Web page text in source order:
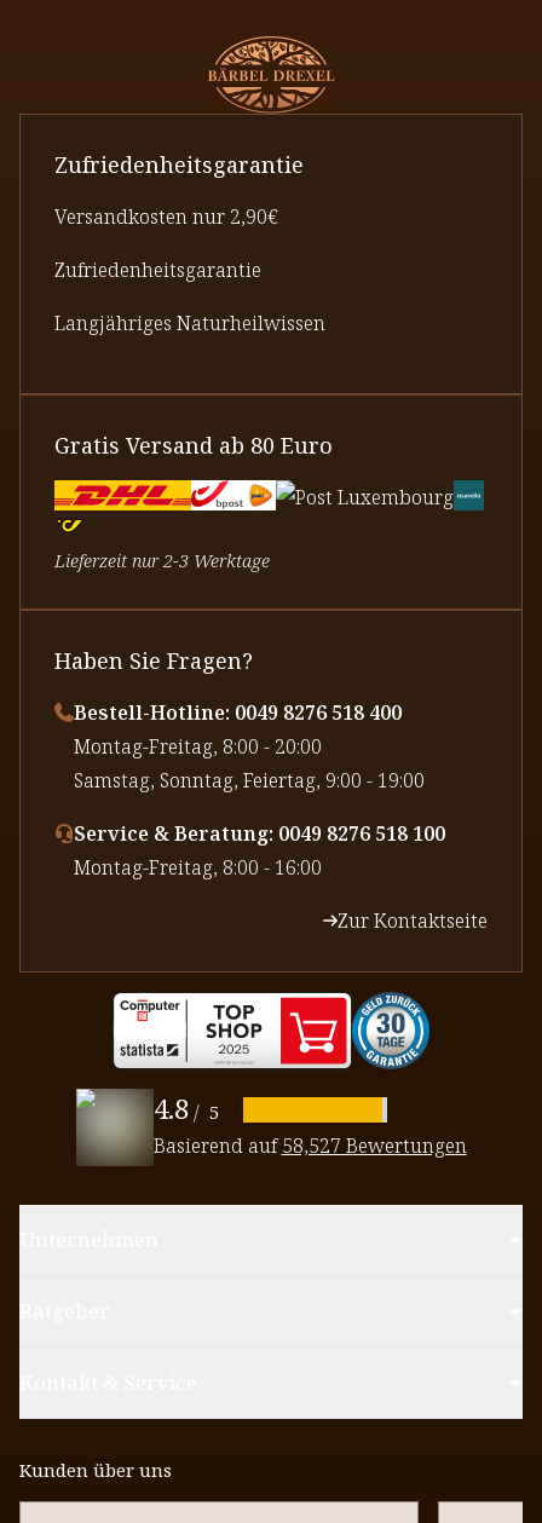
Zufriedenheitsgarantie
Versandkosten nur 2,90€
Zufriedenheitsgarantie
Langjähriges Naturheilwissen
Gratis Versand ab 80 Euro
Lieferzeit nur 2-3 Werktage
Haben Sie Fragen?
Bestell-Hotline: 0049 8276 518 400
⁠Montag-Freitag, 8:00 - 20:00
⁠Samstag, Sonntag, Feiertag, 9:00 - 19:00
Service & Beratung: 0049 8276 518 100
⁠Montag-Freitag, 8:00 - 16:00
Zur Kontaktseite
4.8 / 5
Basierend auf58,527 Bewertungen
Kunden über uns